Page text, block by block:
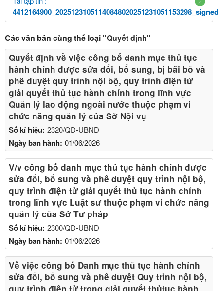
Các văn bản cùng thể loại"Quyết định"
Số kí hiệu: 2320/QĐ-UBND
Ngày ban hành: 01/06/2026
Quyết định về việc công bố danh mục thủ tục
hành chính được sửa đổi, bổ sung, bị bãi bỏ và
phê duyệt quy trình nội bộ, quy trình điện tử
giải quyết thủ tục hành chính trong lĩnh vực
Quản lý lao động ngoài nước thuộc phạm vi
chức năng quản lý của Sở Nội vụ
Số kí hiệu: 2300/QĐ-UBND
Ngày ban hành: 01/06/2026
V/v công bố danh mục thủ tục hành chính được
sửa đổi, bổ sung và phê duyệt quy trình nội bộ,
quy trình điện tử giải quyết thủ tục hành chính
trong lĩnh vực Luật sư thuộc phạm vi chức năng
quản lý của Sở Tư pháp
Về việc công bố Danh mục thủ tục hành chính
sửa đổi, bổ sung và phê duyệt Quy trình nội bộ,
quy trình điện tử trong giải quyết thủtục hành